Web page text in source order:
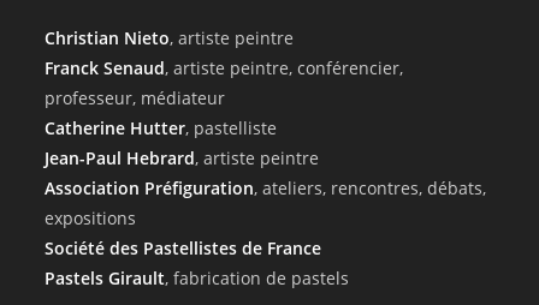
Christian Nieto, artiste peintre
Franck Senaud, artiste peintre, conférencier,
professeur, médiateur
Catherine Hutter, pastelliste
Jean-Paul Hebrard, artiste peintre
Association Préfiguration, ateliers, rencontres, débats,
expositions
Société des Pastellistes de France
Pastels Girault, fabrication de pastels